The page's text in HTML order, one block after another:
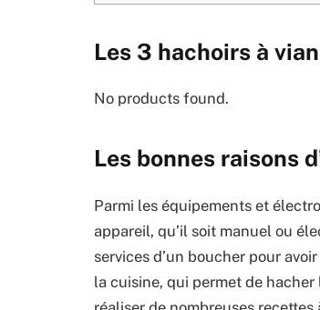
Les 3 hachoirs à
No products found.
Les bonnes raisons
Parmi les équipements et
appareil, qu’il soit manuel ou
services d’un boucher pour
la cuisine, qui permet de